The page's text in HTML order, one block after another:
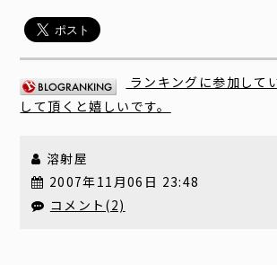
ランキングに参加して
して頂くと嬉しいです。
溶射屋
2007年11月06日 23:48
コメント(2)